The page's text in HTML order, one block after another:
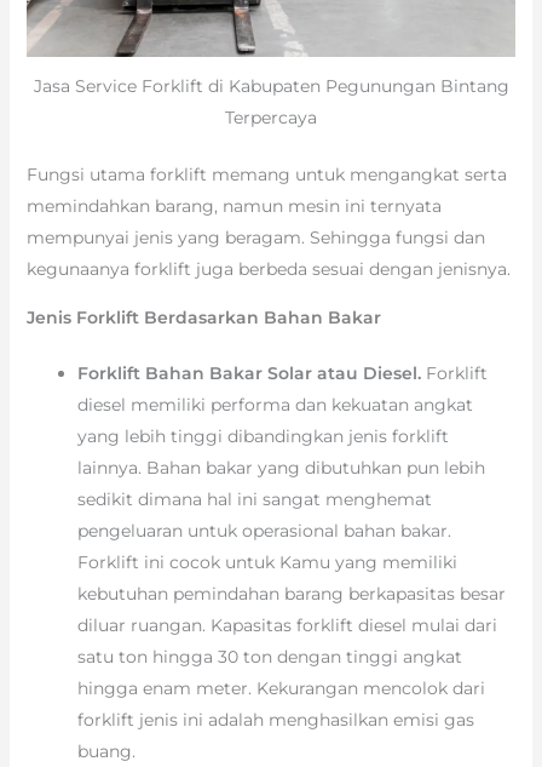
Jasa Service Forklift di Kabupaten Pegunungan Bintang
Terpercaya
Fungsi utama forklift memang untuk mengangkat serta
memindahkan barang, namun mesin ini ternyata
mempunyai jenis yang beragam. Sehingga fungsi dan
kegunaanya forklift juga berbeda sesuai dengan jenisnya.
Jenis Forklift Berdasarkan Bahan Bakar
Forklift Bahan Bakar Solar atau Diesel. Forklift
diesel memiliki performa dan kekuatan angkat
yang lebih tinggi dibandingkan jenis forklift
lainnya. Bahan bakar yang dibutuhkan pun lebih
sedikit dimana hal ini sangat menghemat
pengeluaran untuk operasional bahan bakar.
Forklift ini cocok untuk Kamu yang memiliki
kebutuhan pemindahan barang berkapasitas besar
diluar ruangan. Kapasitas forklift diesel mulai dari
satu ton hingga 30 ton dengan tinggi angkat
hingga enam meter. Kekurangan mencolok dari
forklift jenis ini adalah menghasilkan emisi gas
buang.